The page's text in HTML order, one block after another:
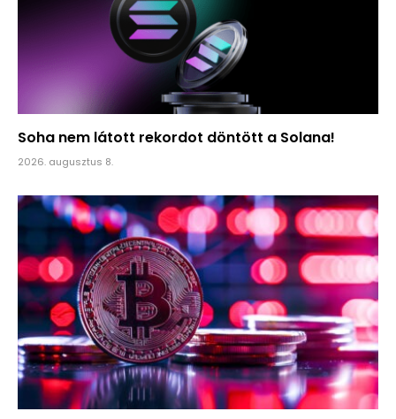
Soha nem látott rekordot döntött a Solana!
2026. augusztus 8.